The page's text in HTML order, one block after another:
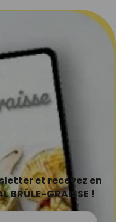
et recevez en
BRÛLE-GRAISSE !